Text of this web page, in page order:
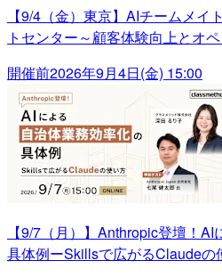
【9/4（金）東京】AIチームメイ
トセンター～顧客体験向上とオ
開催前2026年9月4日(金) 15:00
【9/7（月）】Anthropic登壇！
具体例ーSkillsで広がるClaudeの